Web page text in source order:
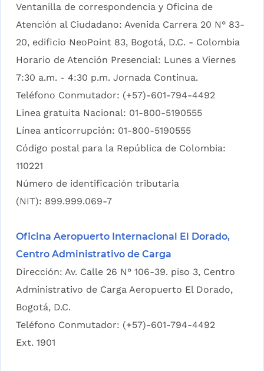
Ventanilla de correspondencia y Oficina de
Atención al Ciudadano: Avenida Carrera 20 N° 83-
20, edificio NeoPoint 83, Bogotá, D.C. - Colombia
Horario de Atención Presencial: Lunes a Viernes
7:30 a.m. - 4:30 p.m. Jornada Continua.
Teléfono Conmutador: (+57)-601-794-4492
Linea gratuita Nacional: 01-800-5190555
Línea anticorrupción: 01-800-5190555
Código postal para la República de Colombia:
110221
Número de identificación tributaria
(NIT): 899.999.069-7
Oficina Aeropuerto Internacional El Dorado,
Centro Administrativo de Carga
Dirección: Av. Calle 26 N° 106-39. piso 3, Centro
Administrativo de Carga Aeropuerto El Dorado,
Bogotá, D.C.
Teléfono Conmutador: (+57)-601-794-4492
Ext. 1901